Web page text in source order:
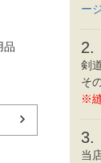
品
ー
2.
剣
そ
※
3.
当